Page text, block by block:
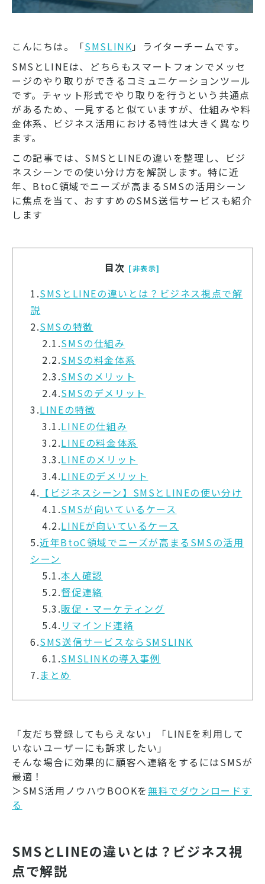
こんにちは。「SMSLINK」ライターチームです。
SMSとLINEは、どちらもスマートフォンでメッセ
ージのやり取りができるコミュニケーションツール
です。チャット形式でやり取りを行うという共通点
があるため、一見すると似ていますが、仕組みや料
金体系、ビジネス活用における特性は大きく異なり
ます。
この記事では、SMSとLINEの違いを整理し、ビジ
ネスシーンでの使い分け方を解説します。特に近
年、BtoC領域でニーズが高まるSMSの活用シーン
に焦点を当て、おすすめのSMS送信サービスも紹介
します
目次 [非表示]
1.SMSとLINEの違いとは？ビジネス視点で解
説
2.SMSの特徴
2.1.SMSの仕組み
2.2.SMSの料金体系
2.3.SMSのメリット
2.4.SMSのデメリット
3.LINEの特徴
3.1.LINEの仕組み
3.2.LINEの料金体系
3.3.LINEのメリット
3.4.LINEのデメリット
4. 【ビジネスシーン】SMSとLINEの使い分け
4.1.SMSが向いているケース
4.2.LINEが向いているケース
5.近年BtoC領域でニーズが高まるSMSの活用
シーン
5.1.本人確認
5.2.督促連絡
5.3.販促・マーケティング
5.4. リマインド連絡
6.SMS送信サービスならSMSLINK
6.1.SMSLINKの導入事例
7. まとめ
「友だち登録してもらえない」「LINEを利用して
いないユーザーにも訴求したい」
そんな場合に効果的に顧客へ連絡をするにはSMSが
最適！
＞SMS活用ノウハウBOOKを無料でダウンロードす
る
SMSとLINEの違いとは？ビジネス視
点で解説